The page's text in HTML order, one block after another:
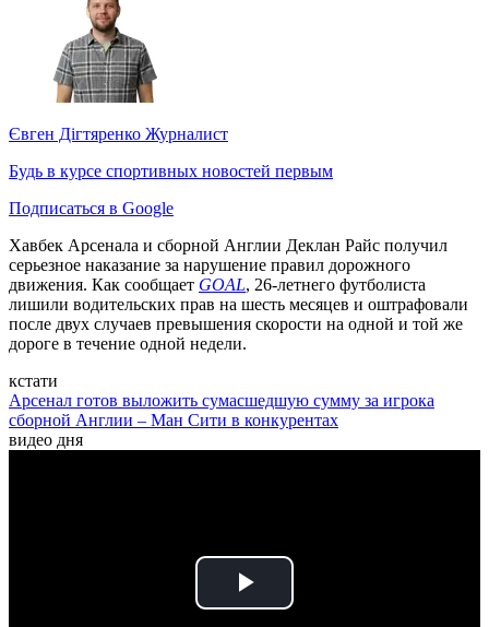
Євген Дігтяренко Журналист
Будь в курсе спортивных новостей первым
Подписаться в Google
Хавбек Арсенала и сборной Англии Деклан Райс получил
серьезное наказание за нарушение правил дорожного
движения. Как сообщает GOAL, 26-летнего футболиста
лишили водительских прав на шесть месяцев и оштрафовали
после двух случаев превышения скорости на одной и той же
дороге в течение одной недели.
кстати
Арсенал готов выложить сумасшедшую сумму за игрока
сборной Англии – Ман Сити в конкурентах
видео дня
Play